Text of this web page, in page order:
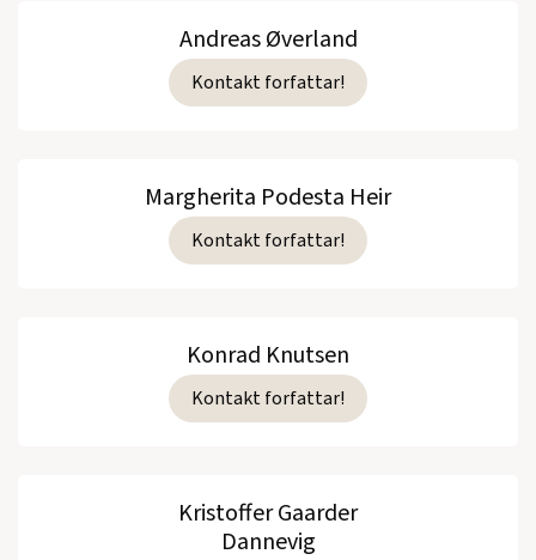
Andreas Øverland
Kontakt forfattar!
Margherita Podesta Heir
Kontakt forfattar!
Konrad Knutsen
Kontakt forfattar!
Kristoffer Gaarder
Dannevig